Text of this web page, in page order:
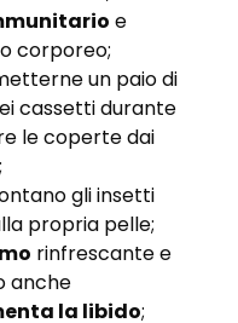
e
corporeo;
un paio di
cassetti durante
le coperte dai
gli insetti
propria pelle;
rinfrescante e
anche
la libido;